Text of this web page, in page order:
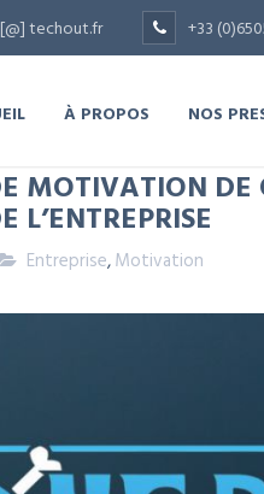
techout.fr +33
À PROPOS NOS
MOTIVATION DE
L’ENTREPRISE
Entreprise,Motivation